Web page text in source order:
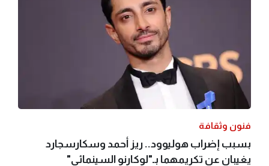
فنون وثقافة
بسبب إضراب هوليوود.. ريز أحمد وسكارسجارد
يغيبان عن تكريمهما بـ"لوكارنو السينمائي"